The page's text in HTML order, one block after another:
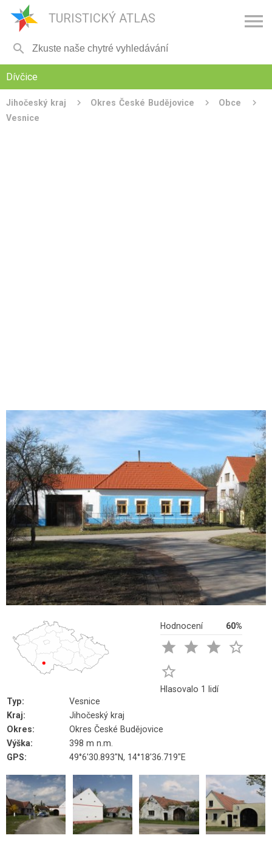
TURISTICKÝ ATLAS 

Dívčice
Jihočeský kraj Okres České Budějovice
Obce
Vesnice
Hodnocení 60%
   

Hlasovalo 1 lidí
Typ:
Vesnice
Kraj:
Jihočeský kraj
Okres:
Okres České Budějovice
Výška:
398 m n.m.
GPS:
49°6'30.893"N, 14°18'36.719"E